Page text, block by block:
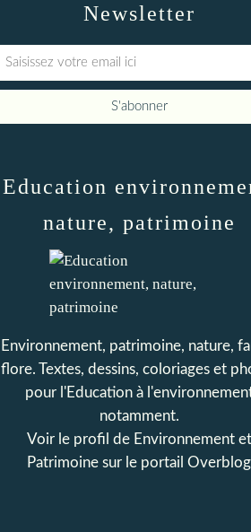
Newsletter
Education
nature, patrimoine
Environnement, patrimoine, nature,
flore. Textes, dessins, coloriages et
pour l'Education à
notamment.
Voir le profil de Environnement et
Patrimoine sur le portail Overblog